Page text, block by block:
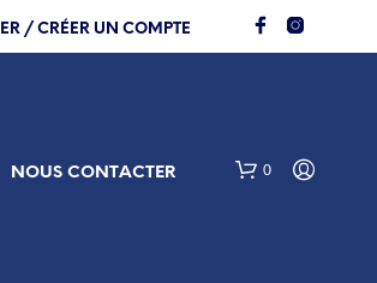
/ CRÉER UN COMPTE
NOUS CONTACTER 0